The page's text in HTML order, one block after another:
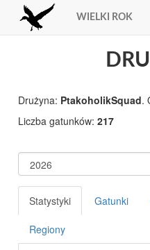
WIELKI ROK
Drużyna: PtakoholikSquad.
Liczba gatunków:217
Statystyki Gatunki
Regiony